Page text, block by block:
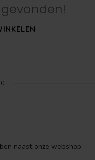
naast onze webshop,